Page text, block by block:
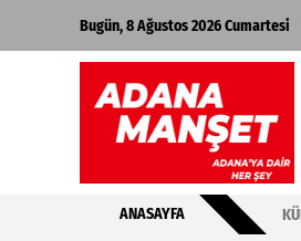
Bugün, 8 Ağustos 2026 Cumartesi
ANASAYFA